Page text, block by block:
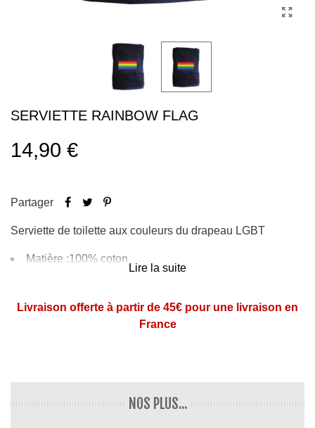
SERVIETTE RAINBOW FLAG
14,90 €
Partager
Serviette de toilette aux couleurs du drapeau LGBT
Matière :100% coton
Dimensions : 50 x 100 cm
Lire la suite
Livraison offerte à partir de 45€ pour une livraison en
France
NOS PLUS...